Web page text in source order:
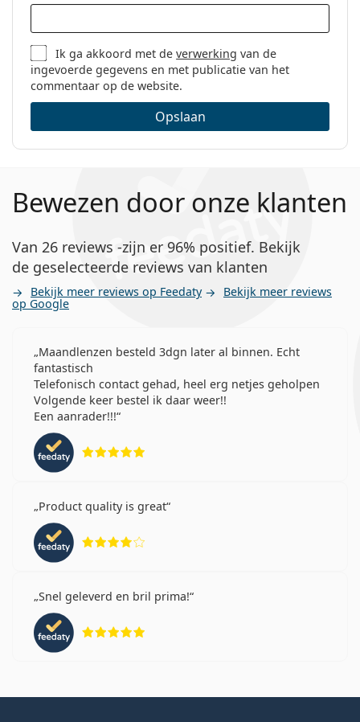
Ik ga akkoord met deverwerking van de
ingevoerde gegevens en met publicatie van het
commentaar op de website.
Opslaan
Bewezen door onze klanten
Van 26 reviews -zijn er 96% positief. Bekijk
de geselecteerde reviews van klanten
Bekijk meer reviews op Feedaty Bekijk meer reviews
op Google
Maandlenzen besteld 3dgn later al binnen. Echt
fantastisch
Telefonisch contact gehad, heel erg netjes geholpen
Volgende keer bestel ik daar weer!!
Een aanrader!!!
Product quality is great
Snel geleverd en bril prima!